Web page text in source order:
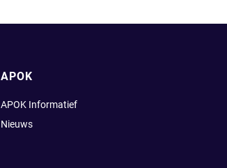
APOK
APOK Informatief
Nieuws